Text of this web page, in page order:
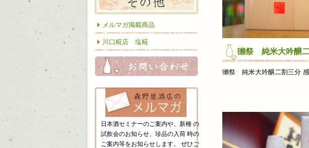
メルマガ掲載商品
川口糀店 塩糀
お問い合わせ
日本酒セミナーのご案内や、新種 の
試飲会のお知らせ、珍品の入荷 時の
ご案内等をお知らせします。 ぜひご
獺祭 純米大吟醸二割三分